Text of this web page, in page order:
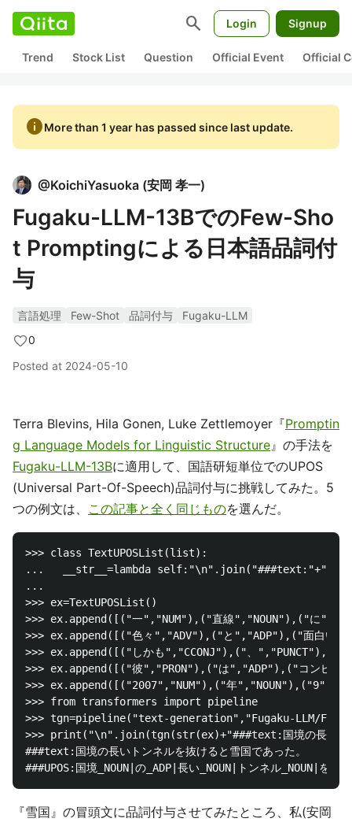
search Login Signup
Trend Stock List Question Official Event Official
infoMore than 1 year has passed since last update.
@KoichiYasuoka (安岡 孝一)
Fugaku-LLM-13BでのFew-Sho
t Promptingによる日本語品詞付
与
言語処理 Few-Shot 品詞付与
Fugaku-LLM
0
Posted at 2024-05-10
Terra Blevins, Hila Gonen, Luke Zettlemoyer『Promptin
g Language Models for Linguistic Structure』の手法を
Fugaku-LLM-13Bに適用して、国語研短単位でのUPOS
(Universal Part-Of-Speech)品詞付与に挑戦してみた。5
つの例文は、 この記事と全く同じものを選んだ。
>>> class TextUPOSList(list):
...   __str__=lambda
...
>>> ex=TextUPOSList()
>>> ex.append([("一","NUM"),("直線","NOUN"),("に
>>> ex.append([("色々","ADV"),("と","ADP"),("面白い
>>> ex.append([("しかも","CCONJ"),("、
>>> ex.append([("彼","PRON"),("は","ADP"),("コンピ
>>> ex.append([("2007","NUM"),("年
>>> from transformers import pipeline
>>> tgn=pipeline("text-generation","Fugaku-LLM/
>>> print("\n".join(tgn(str(ex)+"###text:国境の長いト
###text:国境の長いトンネルを抜けると雪国であった。
『雪国』の冒頭文に品詞付与させてみたところ、私(安岡